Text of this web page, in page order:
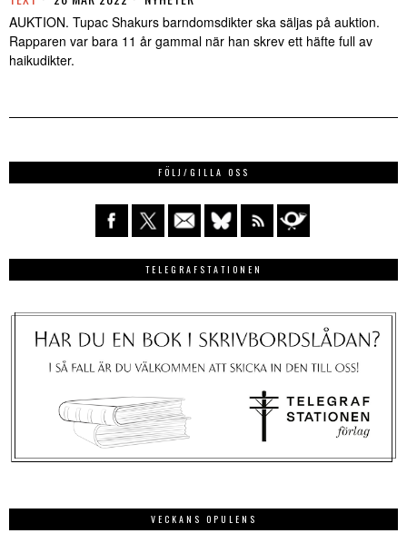
AUKTION. Tupac Shakurs barndomsdikter ska säljas på auktion.
Rapparen var bara 11 år gammal när han skrev ett häfte full av
haikudikter.
FÖLJ/GILLA OSS
TELEGRAFSTATIONEN
VECKANS OPULENS